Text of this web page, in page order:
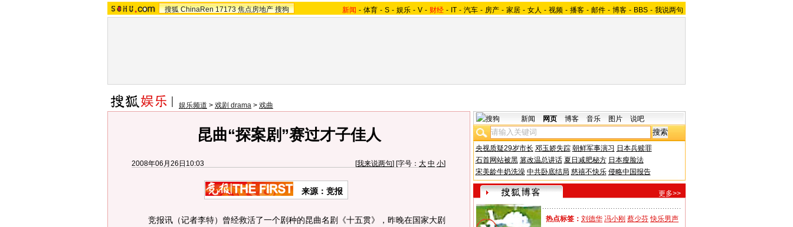
搜狐 ChinaRen 17173 焦点房地产 搜狗 新闻 - 体育 - S - 娱乐 - V - 财经 - IT - 汽车 - 房产 - 家居 - 女人 - 视频 - 播客 - 邮件 - 博客 - BBS - 我说两句
娱乐频道 > 戏剧 drama > 戏曲
昆曲“探案剧”赛过才子佳人
2008年06月26日10:03 [我来说两句] [字号： 大 中 小]
来源：竞报
竞报讯（记者李特）曾经救活了一个剧种的昆曲名剧《十五贯》，昨晚在国家大剧
新闻 网页 博客 音乐 图片 说吧
央视质疑29岁市长 邓玉娇失踪 朝鲜军事演习 日本兵赎罪
石首网站被黑 篡改温总讲话 夏日减肥秘方 日本瘦脸法
宋美龄牛奶洗澡 中共卧底结局 慈禧不快乐 侵略中国报告
更多>>
热点标签： 刘德华 冯小刚 蔡少芬 快乐男声